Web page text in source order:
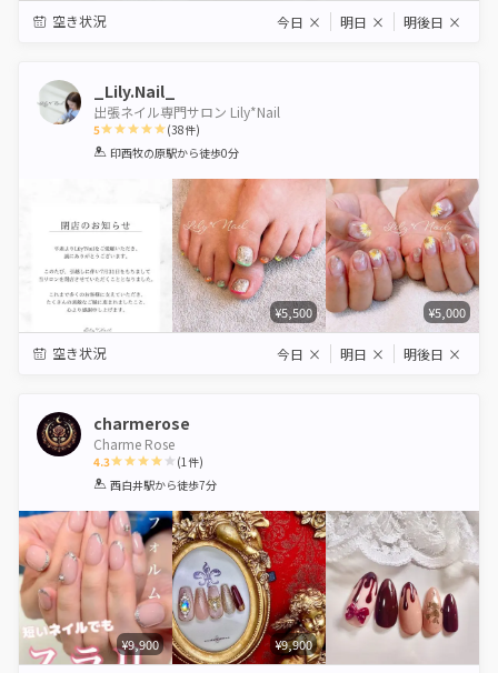
空き状況 今日 × 明日 × 明後日 ×
_Lily.Nail_
出張ネイル専門サロン Lily*Nail
5
1 2 3 4 5
(38件)
印西牧の原駅から徒歩0分
¥5,500 ¥5,000
空き状況 今日 × 明日 × 明後日 ×
charmerose
Charme Rose
4.3
1 2 3 4 5
(1件)
西白井駅から徒歩7分
¥9,900 ¥9,900